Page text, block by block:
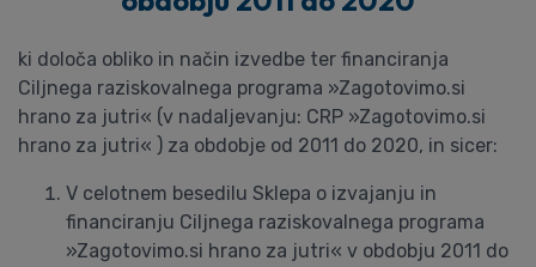
ki določa obliko in način izvedbe ter financiranja
Ciljnega raziskovalnega programa »Zagotovimo.si
hrano za jutri« (v nadaljevanju: CRP »Zagotovimo.si
hrano za jutri« ) za obdobje od 2011 do 2020, in sicer:
V celotnem besedilu Sklepa o izvajanju in
financiranju Ciljnega raziskovalnega programa
»Zagotovimo.si hrano za jutri« v obdobju 2011 do